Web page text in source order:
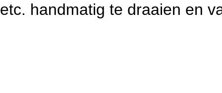
etc. handmatig te draaien en